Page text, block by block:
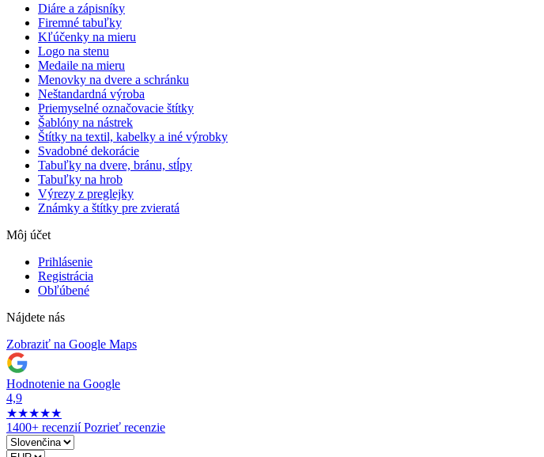
Diáre a zápisníky
Firemné tabuľky
Kľúčenky na mieru
Logo na stenu
Medaile na mieru
Menovky na dvere a schránku
Neštandardná výroba
Priemyselné označovacie štítky
Šablóny na nástrek
Štítky na textil, kabelky a iné výrobky
Svadobné dekorácie
Tabuľky na dvere, bránu, stĺpy
Tabuľky na hrob
Výrezy z preglejky
Známky a štítky pre zvieratá
Môj účet
Prihlásenie
Registrácia
Obľúbené
Nájdete nás
Zobraziť na Google Maps
Hodnotenie na Google
4,9
★★★★★
1400+ recenzií Pozrieť recenzie